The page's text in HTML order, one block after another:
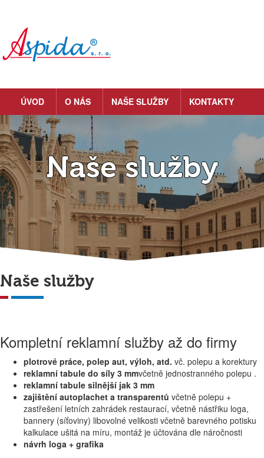
ÚVOD O NÁS NAŠE SLUŽBY KONTAKTY
Naše služby
Naše služby
Kompletní reklamní služby až do firmy
plotrové práce, polep aut, výloh, atd. vč. polepu a korektury
reklamní tabule do síly 3 mmvčetně jednostranného polepu .
reklamní tabule silnější jak 3 mm
zajištění autoplachet a transparentů včetně polepu +
zastřešení letních zahrádek restaurací, včetně nástřiku loga,
bannery (síťoviny) libovolné velikosti včetně barevného potisku
kalkulace ušitá na míru, montáž je účtována dle náročnosti
návrh loga + grafika